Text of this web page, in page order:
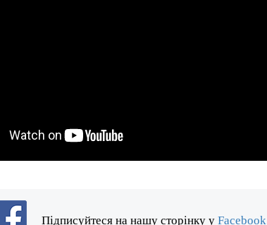
Підписуйтеся на нашу сторінку уFacebook